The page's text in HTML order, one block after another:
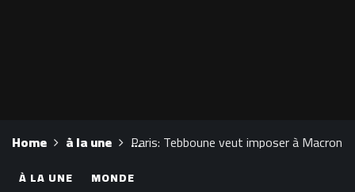
Home à la une Paris: Tebboune veut imposer à Macron
À LA UNE MONDE